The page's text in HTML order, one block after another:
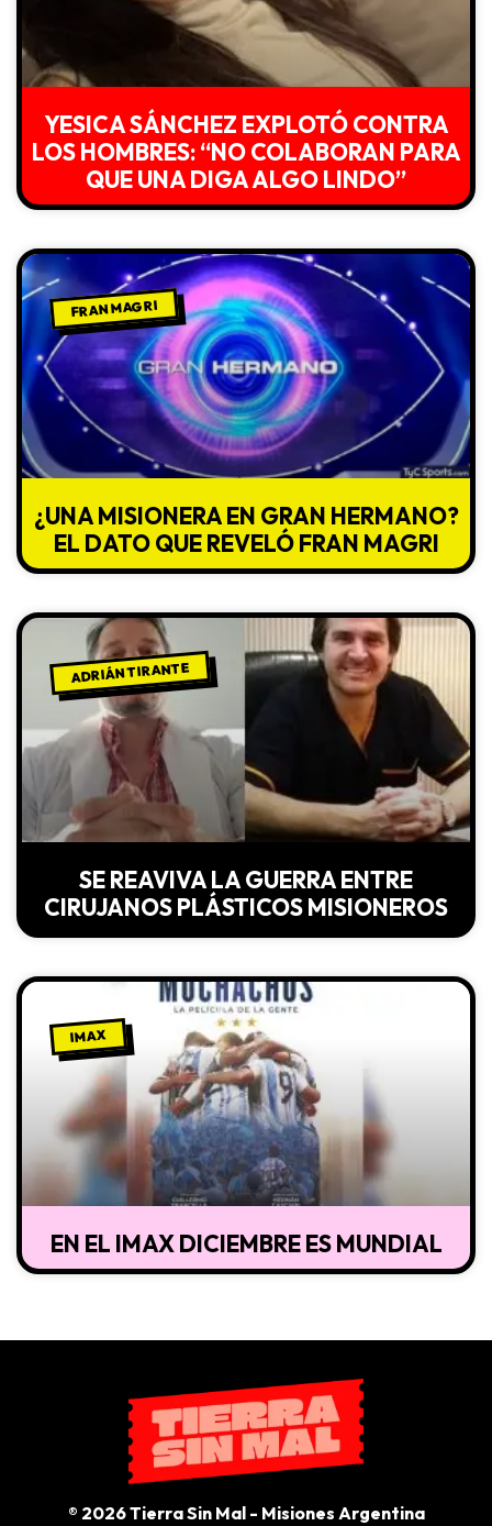
YESICA SÁNCHEZ EXPLOTÓ CONTRA
LOS HOMBRES: “NO COLABORAN PARA
QUE UNA DIGA ALGO LINDO”
FRAN MAGRI
¿UNA MISIONERA EN GRAN HERMANO?
EL DATO QUE REVELÓ FRAN MAGRI
ADRIÁN TIRANTE
SE REAVIVA LA GUERRA ENTRE
CIRUJANOS PLÁSTICOS MISIONEROS
IMAX
EN EL IMAX DICIEMBRE ES MUNDIAL
® 2026 Tierra Sin Mal - Misiones Argentina